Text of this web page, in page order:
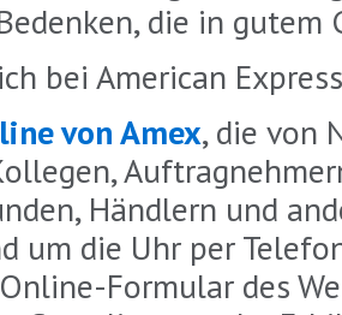
die in gutem
bei American
von Amex, die von
Händlern und
um die Uhr per
Formular des